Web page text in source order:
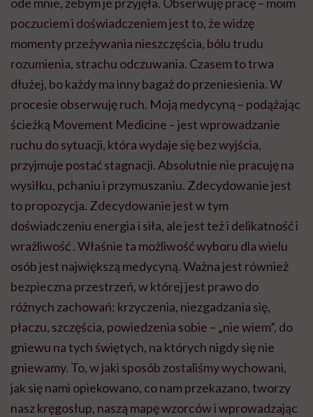
poczuciem i doświadczeniem jest to, że widzę
momenty przeżywania nieszczęścia, bólu trudu
rozumienia, strachu odczuwania. Czasem to trwa
dłużej, bo każdy ma inny bagaż do przeniesienia. W
procesie obserwuję ruch. Moją medycyną – podążając
ścieżką Movement Medicine – jest wprowadzanie
ruchu do sytuacji, która wydaje się bez wyjścia,
przyjmuje postać stagnacji. Absolutnie nie pracuję na
wysiłku, pchaniu i przymuszaniu. Zdecydowanie jest
to propozycja. Zdecydowanie jest w tym
doświadczeniu energia i siła, ale jest też i delikatność i
wrażliwość . Właśnie ta możliwość wyboru dla wielu
osób jest największą medycyną. Ważna jest również
bezpieczna przestrzeń, w której jest prawo do
różnych zachowań: krzyczenia, niezgadzania się,
płaczu, szczęścia, powiedzenia sobie – „nie wiem”, do
gniewu na tych świętych, na których nigdy się nie
gniewamy. To, w jaki sposób zostaliśmy wychowani,
jak się nami opiekowano, co nam przekazano, tworzy
nasz kręgosłup, naszą mapę wzorców i wprowadzając